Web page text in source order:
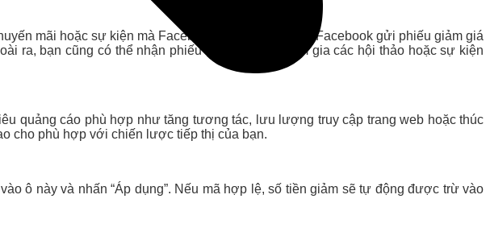
mãi hoặc sự kiện mà Facebook tổ chức. Đôi khi, Facebook gửi phiếu giảm giá
ra, bạn cũng có thể nhận phiếu giảm giá khi tham gia các hội thảo hoặc sự kiện
quảng cáo phù hợp như tăng tương tác, lưu lượng truy cập trang web hoặc thúc
cho phù hợp với chiến lược tiếp thị của bạn.
ô này và nhấn “Áp dụng”. Nếu mã hợp lệ, số tiền giảm sẽ tự động được trừ vào